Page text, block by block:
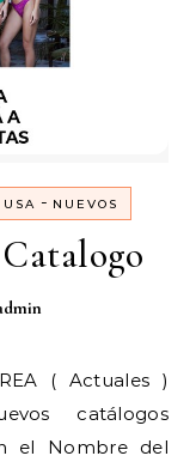
- NUEVOS
catálogos
el Nombre del